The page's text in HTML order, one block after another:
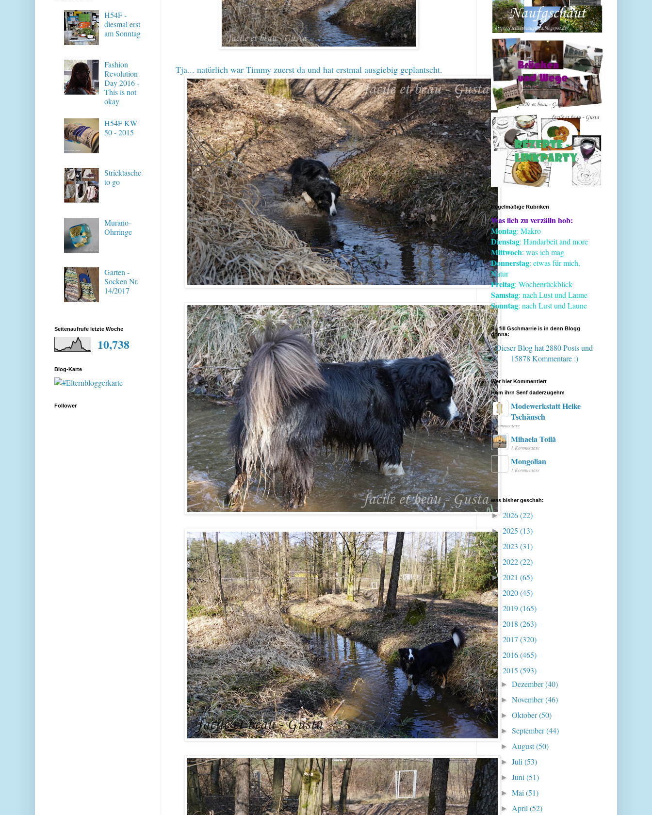
Tja... natürlich war Timmy zuerst da und hat erstmal ausgiebig geplantscht.
H54F -
diesmal erst
am Sonntag
Fashion
Revolution
Day 2016 -
This is not
okay
H54F KW
50 - 2015
Stricktasche
to go
Murano-
Ohrringe
Garten -
Socken Nr.
14/2017
Seitenaufrufe letzte Woche
10,738
Blog-Karte
Follower
Regelmäßige Rubriken
Was iich zu verzälln hob:
Montag: Makro
Dienstag: Handarbeit and more
Mittwoch: was ich mag
Donnerstag: etwas für mich,
Natur
Freitag: Wochenrückblick
Samstag: nach Lust und Laune
Sonntag: nach Lust und Laune
Su fill Gschmarrie is in denn Blogg
drinna:
Dieser Blog hat 2880 Postsund
15878 Kommentare :)
Wer hier Kommentiert
Hom ihrn Senf daderzugehm
Modewerkstatt Heike
Tschänsch
1 Kommentare
Mihaela Toilă
1 Kommentare
Mongolian
1 Kommentare
was bisher geschah:
► 2026(22)
► 2025 (13)
► 2023 (31)
► 2022(22)
► 2021 (65)
► 2020(45)
► 2019(165)
► 2018 (263)
► 2017 (320)
► 2016(465)
▼ 2015 (593)
►Dezember(40)
►November(46)
►Oktober(50)
►September(44)
► August(50)
►Juli(53)
►Juni(51)
►Mai(51)
► April(52)